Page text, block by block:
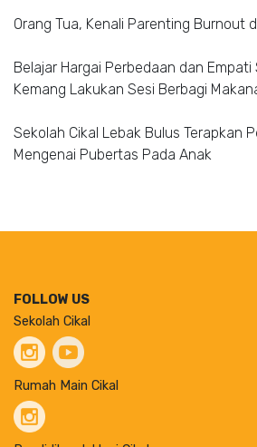
Orang Tua, Kenali Parenting Burnout
Belajar Hargai Perbedaan dan Empati
Kemang Lakukan Sesi Berbagi
Sekolah Cikal Lebak Bulus Terapkan
Mengenai Pubertas Pada Anak
FOLLOW US
Sekolah Cikal
Rumah Main Cikal